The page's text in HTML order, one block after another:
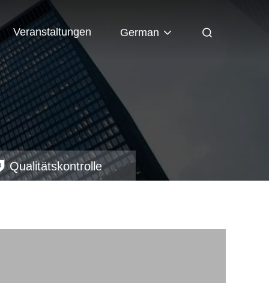
Veranstaltungen German
Qualitätskontrolle